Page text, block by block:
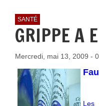
SANTÉ
GRIPPE A
Mercredi, mai 13, 2009 -